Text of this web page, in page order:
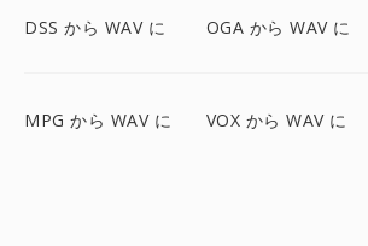
DSS から WAV に OGA から WAV に
MPG から WAV に VOX から WAV に